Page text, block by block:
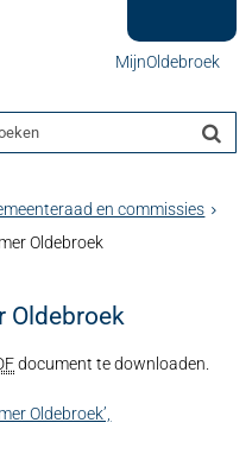
MijnOldebroek
en commissies
Oldebroek
Oldebroek
document te downloaden.
Oldebroek’,